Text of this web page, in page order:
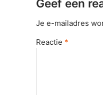
Geef een
Je e-mailadres
Reactie *